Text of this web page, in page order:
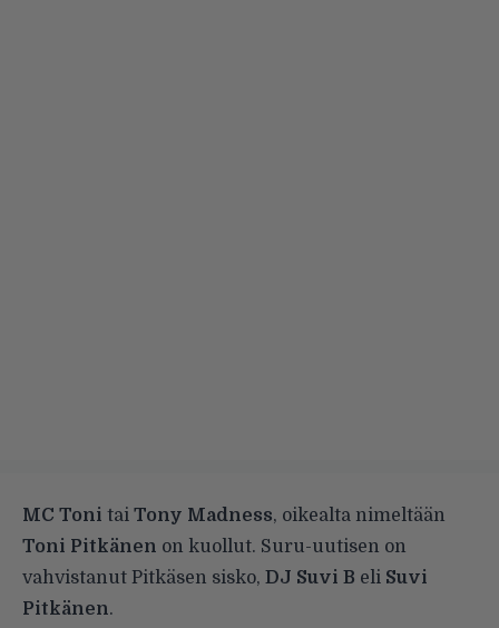
MC Toni tai Tony Madness, oikealta nimeltään
Toni Pitkänen on kuollut. Suru-uutisen on
vahvistanut Pitkäsen sisko, DJ Suvi B eli Suvi
Pitkänen.